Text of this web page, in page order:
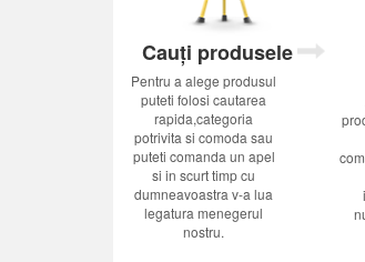
Cauți produsele
Pentru a alege produsul
puteti folosi cautarea
rapida,categoria
potrivita si comoda sau
puteti comanda un apel
si in scurt timp cu
dumneavoastra v-a lua
legatura menegerul
nostru.